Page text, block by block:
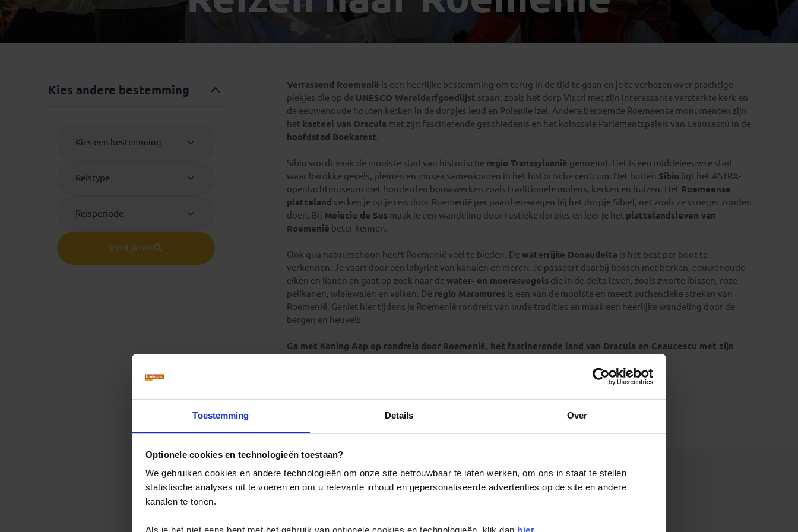
Toestemming Details Over
Optionele cookies en technologieën toestaan?
We gebruiken cookies en andere technologieën om onze site betrouwbaar te laten werken, om ons in staat te stellen
statistische analyses uit te voeren en om u relevante inhoud en gepersonaliseerde advertenties op de site en andere
kanalen te tonen.
Mongolië
(1)
Tadzjikistan(1)
Tanzania(1)
Mexico(4)
Paraguay
Georgië(4)
Litouwen(3)
Moldavië(1)
Montenegro(2)
Emiraten
Kies andere bestemming
Kies een bestemming
Reistype
Reisperiode
Vind je reis
Verrassend Roemenië is een heerlijke bestemming om terug in de tijd te gaan en je te verbazen over prachtige
plekjes die op de UNESCO Werelderfgoedlijst staan, zoals het dorp Viscri met zijn interessante versterkte kerk en
de eeuwenoude houten kerken in de dorpjes Ieud en Poienile Izei. Andere beroemde Roemeense monumenten zijn
het kasteel van Dracula met zijn fascinerende geschiedenis en het kolossale Parlementspaleis van Ceausescu in de
hoofdstad Boekarest.
Sibiu wordt vaak de mooiste stad van historische regio Transsylvanië genoemd. Het is een middeleeuwse stad
waar barokke gevels, pleinen en musea samenkomen in het historische centrum. Net buiten Sibiu ligt het ASTRA-
openluchtmuseum met honderden bouwwerken zoals traditionele molens, kerken en huizen. Het Roemeense
platteland verken je op je reis door Roemenië per paard-en-wagen bij het dorpje Sibiel, net zoals ze vroeger zouden
doen. Bij Moieciu de Sus maak je een wandeling door rustieke dorpjes en leer je het plattelandsleven van
Roemenië beter kennen.
Ook qua natuurschoon heeft Roemenië veel te bieden. De waterrijke Donaudelta is het best per boot te
verkennen. Je vaart door een labyrint van kanalen en meren. Je passeert daarbij bossen met berken, eeuwenoude
eiken en lianen en gaat op zoek naar de water- en moerasvogels die in de delta leven, zoals zwarte ibissen, roze
pelikanen, wielewalen en valken. De regio Maramures is een van de mooiste en meest authentieke streken van
Roemenië. Geniet hier tijdens je Roemenië rondreis van oude tradities en maak een heerlijke wandeling door de
bergen en heuvels.
Ga met Koning Aap op rondreis door Roemenië, het fascinerende land van Dracula en Ceaucescu met zijn
Lees meer
Alle reizen Groepsreizen Landinformatie